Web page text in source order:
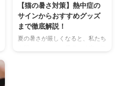
は、大阪府内にある人気のドッグ
ランを厳選し、料金、広さ、利用
条件、設備など、気になる情報を
網羅的に解説します。 さらに、
【猫の暑さ対策】熱中症の
サインからおすすめグッズ
まで徹底解説！
夏の暑さが厳しくなると、私たち